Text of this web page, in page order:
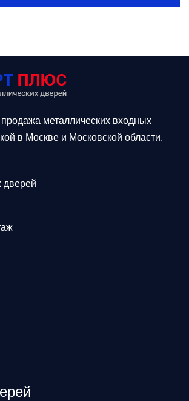
металлических входных
в Москве и Московской области.
дверей